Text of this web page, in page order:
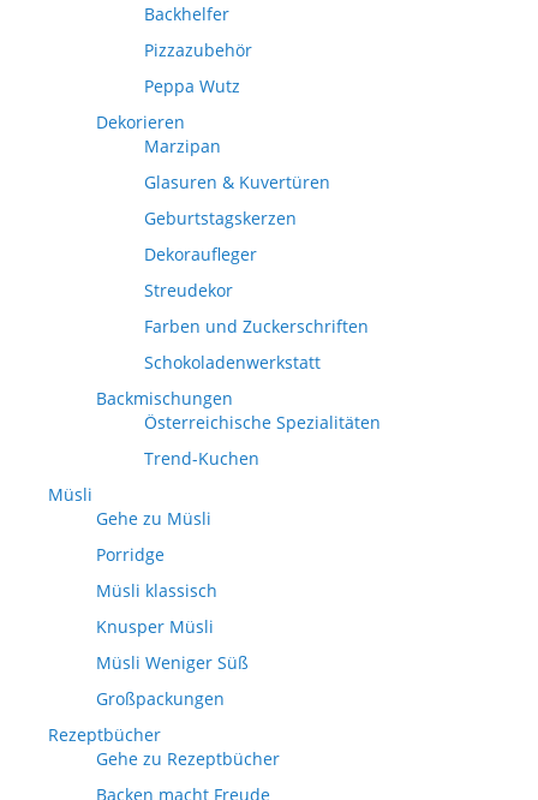
Backhelfer
Pizzazubehör
Peppa Wutz
Dekorieren
Marzipan
Glasuren & Kuvertüren
Geburtstagskerzen
Dekoraufleger
Streudekor
Farben und Zuckerschriften
Schokoladenwerkstatt
Backmischungen
Österreichische Spezialitäten
Trend-Kuchen
Müsli
Gehe zu Müsli
Porridge
Müsli klassisch
Knusper Müsli
Müsli Weniger Süß
Großpackungen
Rezeptbücher
Gehe zu Rezeptbücher
Backen macht Freude